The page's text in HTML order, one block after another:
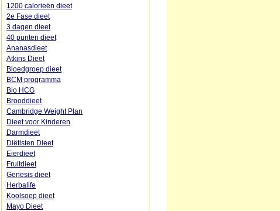
1200 calorieën dieet
2e Fase dieet
3 dagen dieet
40 punten dieet
Ananasdieet
Atkins Dieet
Bloedgroep dieet
BCM programma
Bio HCG
Brooddieet
Cambridge Weight Plan
Dieet voor Kinderen
Darmdieet
Diëtisten Dieet
Eierdieet
Fruitdieet
Genesis dieet
Herbalife
Koolsoep dieet
Mayo Dieet